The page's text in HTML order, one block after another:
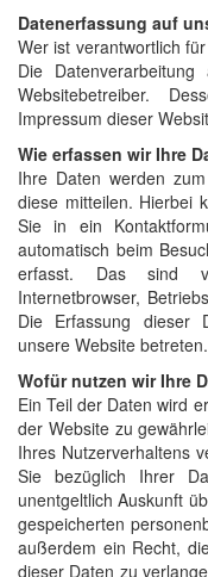
Datenerfassung auf
Wer ist verantwortlich
Die
Websitebetreiber.
Impressum dieser
Wie erfassen wir Ihre
Ihre Daten werden
diese mitteilen. Hierbei
Sie in ein
automatisch beim
erfasst. Das sind
Internetbrowser,
Die Erfassung dieser
unsere Website betreten.
Wofür nutzen wir Ihre
Ein Teil der Daten wird
der Website zu
Ihres Nutzerverhaltens
Sie bezüglich Ihrer
unentgeltlich Auskunft
gespeicherten
außerdem ein Recht,
dieser Daten zu